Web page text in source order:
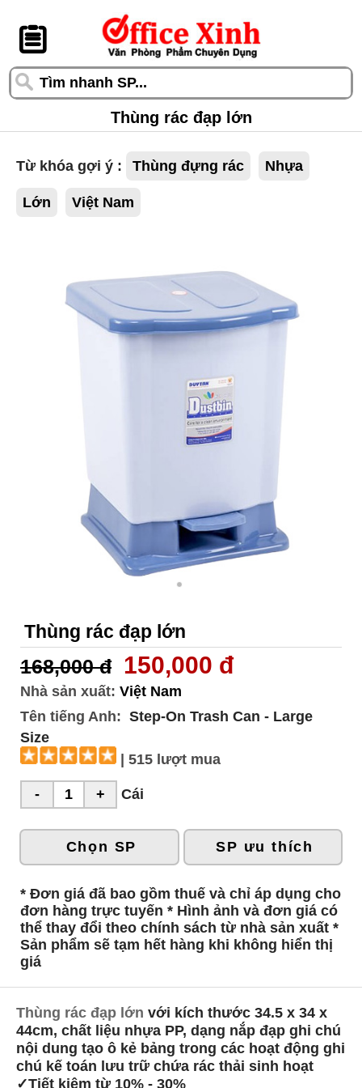
󰆎
Thùng rác đạp lớn
Từ khóa gợi ý : Thùng đựng rác Nhựa
Lớn Việt Nam
Thùng rác đạp lớn
168,000 đ 150,000 đ
Nhà sản xuất: Việt Nam
Tên tiếng Anh: Step-On Trash Can - Large
Size
| 515 lượt mua
Cái
Chọn SP SP ưu thích
* Đơn giá đã bao gồm thuế và chỉ áp dụng cho
đơn hàng trực tuyến * Hình ảnh và đơn giá có
thể thay đổi theo chính sách từ nhà sản xuất *
Sản phẩm sẽ tạm hết hàng khi không hiển thị
giá
Thùng rác đạp lớn với kích thước 34.5 x 34 x
44cm, chất liệu nhựa PP, dạng nắp đạp ghi chú
nội dung tạo ô kẻ bảng trong các hoạt động ghi
chú kế toán lưu trữ chứa rác thải sinh hoạt
✓Tiết kiệm từ 10% - 30%